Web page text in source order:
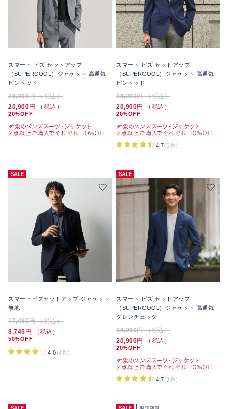
スマート ビズ セットアップ
（SUPERCOOL）ジャケット 高通気
ピンヘッド
26,290円 （税込）
20,900円 （税込）
20%OFF
スマート ビズ セットアップ
（SUPERCOOL）ジャケット 高通気
ピンヘッド
26,290円 （税込）
20,900円 （税込）
20%OFF
4.7(6件)
スマートビズセットアップ ジャケット
無地
17,490円 （税込）
8,745 円 （税込）
50%OFF
4.0(4件)
スマート ビズ セットアップ
（SUPERCOOL）ジャケット 高通気
グレンチェック
26,290円 （税込）
20,900円 （税込）
20%OFF
4.7(3件)